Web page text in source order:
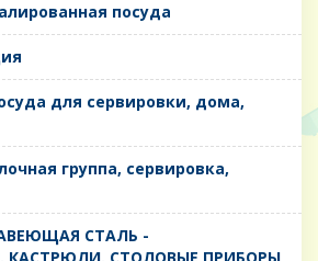
посуда
для сервировки, дома,
группа, сервировка,
СТАЛЬ -